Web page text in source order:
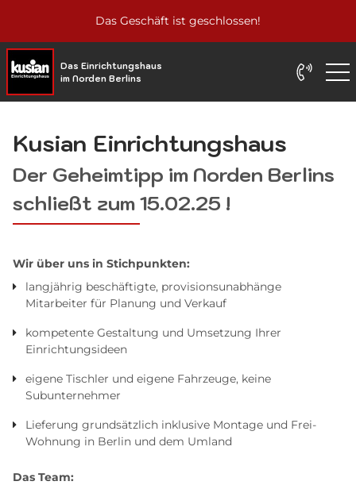
Das Geschäft ist geschlossen!
Das Einrichtungshaus
im Norden Berlins
Kusian Einrichtungshaus
Der Geheimtipp im Norden Berlins
schließt zum 15.02.25 !
Wir über uns in Stichpunkten:
langjährig beschäftigte, provisionsunabhänge
Mitarbeiter für Planung und Verkauf
kompetente Gestaltung und Umsetzung Ihrer
Einrichtungsideen
eigene Tischler und eigene Fahrzeuge, keine
Subunternehmer
Lieferung grundsätzlich inklusive Montage und Frei-
Wohnung in Berlin und dem Umland
Das Team: